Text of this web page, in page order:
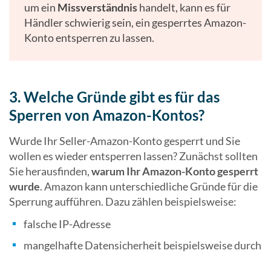
um ein Missverständnishandelt, kann es für
Händler schwierig sein, ein gesperrtes Amazon-
Konto entsperren zu lassen.
3. Welche Gründe gibt es für das
Sperren von Amazon-Kontos?
Wurde Ihr Seller-Amazon-Konto gesperrt und Sie
wollen es wieder entsperren lassen? Zunächst sollten
Sie herausfinden,warum Ihr Amazon-Konto gesperrt
wurde. Amazon kann unterschiedliche Gründe für die
Sperrung aufführen. Dazu zählen beispielsweise:
falsche IP-Adresse
mangelhafte Datensicherheit beispielsweise durch